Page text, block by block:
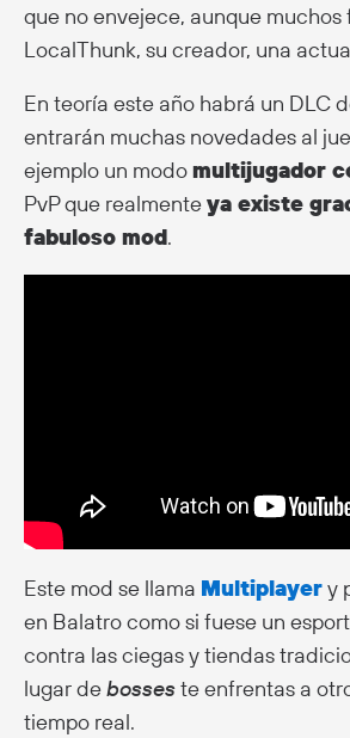
que no envejece, aunque muchos
LocalThunk, su creador, una
En teoría este año habrá un DLC
entrarán muchas novedades al
ejemplo un modomultijugador
PvP que realmenteya existe
fabuloso mod.
Este mod se llama Multiplayery
en Balatro como si fuese un
contra las ciegas y tiendas
lugar debosseste enfrentas a
tiempo real.